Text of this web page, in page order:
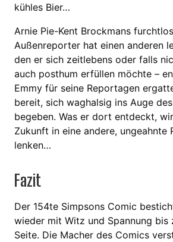
kühles Bier…
Arnie Pie-Kent Brockmans
Außenreporter hat einen anderen
den er sich zeitlebens oder falls
auch posthum erfüllen möchte –
Emmy für seine Reportagen
bereit, sich waghalsig ins Auge
begeben. Was er dort entdeckt,
Zukunft in eine andere, ungeahnte
lenken…
Fazit
Der 154te Simpsons Comic
wieder mit Witz und Spannung bis
Seite. Die Macher des Comics